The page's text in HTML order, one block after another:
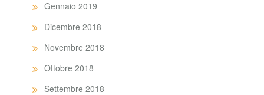
Gennaio 2019
Dicembre 2018
Novembre 2018
Ottobre 2018
Settembre 2018